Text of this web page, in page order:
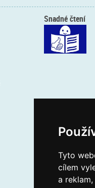
Tyto
cílem
a
Snadné čtení